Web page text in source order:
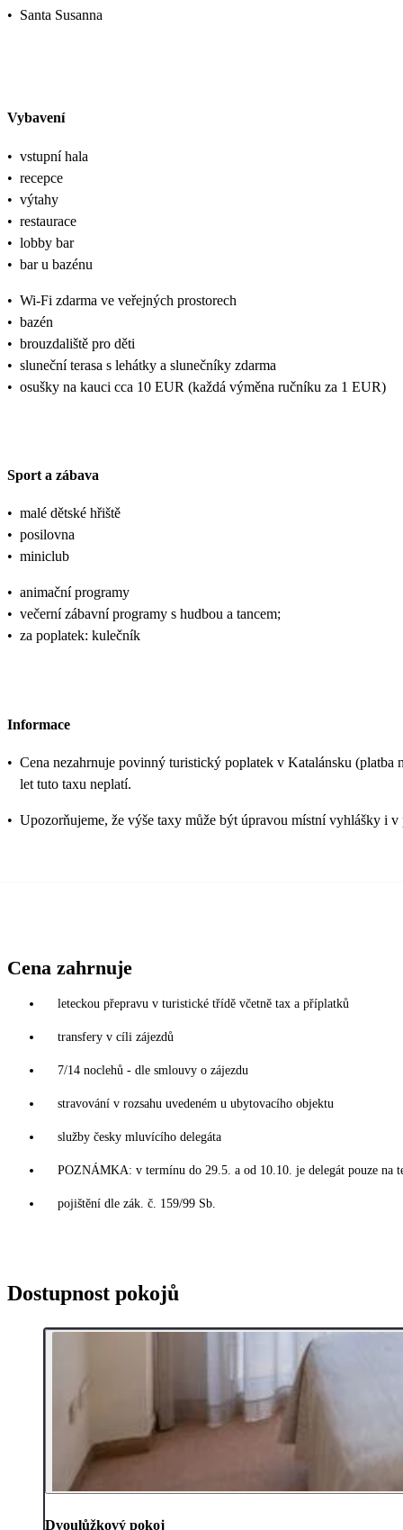
• Santa Susanna
Vybavení
• vstupní hala
• recepce
• výtahy
• restaurace
• lobby bar
• bar u bazénu
• Wi-Fi zdarma ve veřejných prostorech
• bazén
• brouzdaliště pro děti
• sluneční terasa s lehátky a slunečníky zdarma
• osušky na kauci cca 10 EUR (každá výměna ručníku za 1 EUR)
Sport a zábava
• malé dětské hřiště
• posilovna
• miniclub
• animační programy
• večerní zábavní programy s hudbou a tancem;
• za poplatek: kulečník
Informace
• Cena nezahrnuje povinný turistický poplatek v Katalánsku
let tuto taxu neplatí.
• Upozorňujeme, že výše taxy může být úpravou místní vyhlášky i
Cena zahrnuje
leteckou přepravu v turistické třídě včetně tax a příplatků
transfery v cíli zájezdů
7/14 noclehů - dle smlouvy o zájezdu
stravování v rozsahu uvedeném u ubytovacího objektu
služby česky mluvícího delegáta
POZNÁMKA: v termínu do 29.5. a od 10.10. je delegát pouze na
pojištění dle zák. č. 159/99 Sb.
Dostupnost pokojů
Dvoulůžkový pokoj